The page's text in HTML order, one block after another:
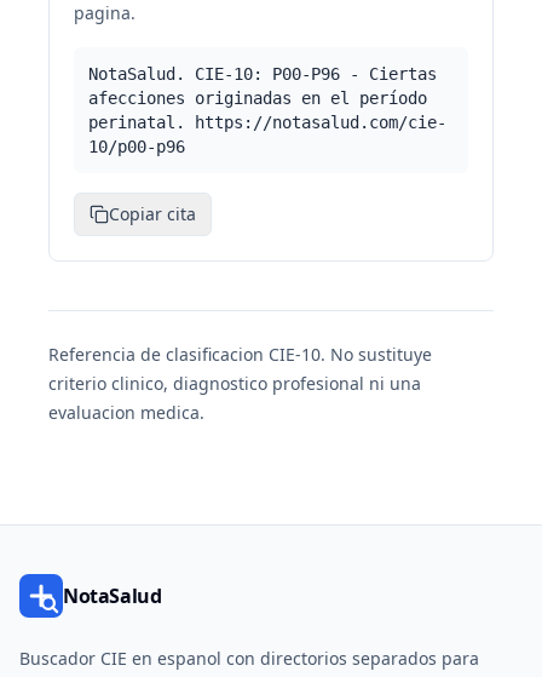
pagina.
NotaSalud. CIE-10: P00-P96 - Ciertas
afecciones originadas en el período
perinatal. https://notasalud.com/cie-
10/p00-p96
Copiar cita
Referencia de clasificacion CIE-10. No sustituye
criterio clinico, diagnostico profesional ni una
evaluacion medica.
NotaSalud
Buscador CIE en espanol con directorios separados para